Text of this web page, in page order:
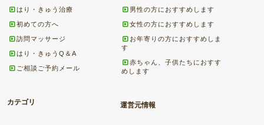
はり・きゅう治療
初めての方へ
訪問マッサージ
はり・きゅうQ＆A
ご相談ご予約メール
男性の方におすすめします
女性の方におすすめします
お年寄りの方におすすめしま
す
赤ちゃん、子供たちにおすす
めします
カテゴリ 運営元情報